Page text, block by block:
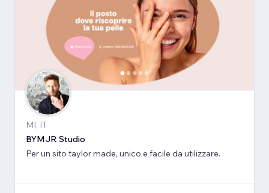
MI, IT
BYMJR Studio
Per un sito taylor made, unico e facile da utilizzare.